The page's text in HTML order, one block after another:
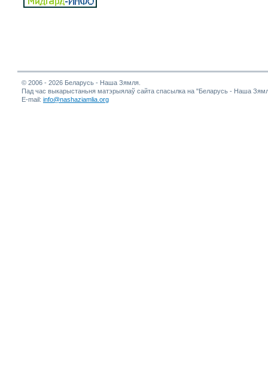
© 2006 - 2026 Беларусь - Наша Зямля.
Пад час выкарыстаньня матэрыялаў сайта спасылка на "Беларусь - Наша
E-mail: info@nashaziamlia.org